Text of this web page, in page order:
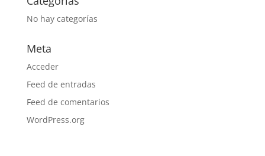
No hay categorías
Meta
Acceder
Feed de entradas
Feed de comentarios
WordPress.org